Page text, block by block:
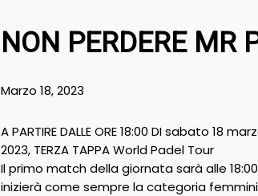
NON PERDERE MR
Marzo 18, 2023
A PARTIRE DALLE ORE 18:00 DI sabato 18
2023, TERZA TAPPA World Padel Tour
Il primo match della giornata sarà alle
inizierà come sempre la categoria